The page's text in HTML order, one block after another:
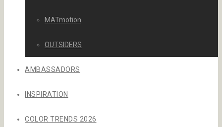
MATmotion
OUTSIDERS
AMBASSADORS
INSPIRATION
COLOR TRENDS 2026